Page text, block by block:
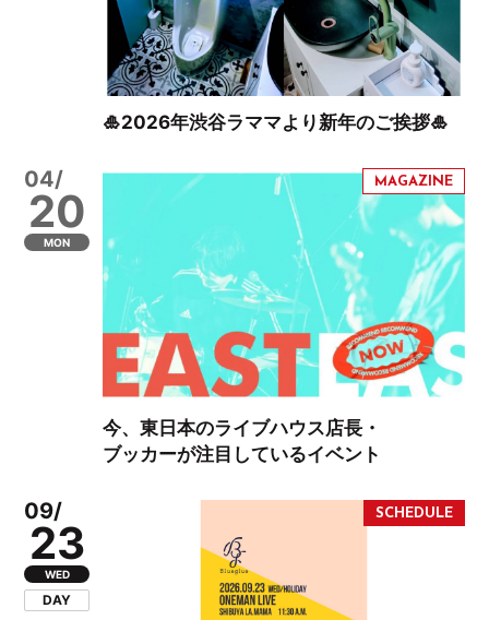
🎍2026年渋谷ラママより新年のご挨拶🎍
04/
20
MON
今、東日本のライブハウス店長・
ブッカーが注目しているイベント
09/
23
WED
DAY